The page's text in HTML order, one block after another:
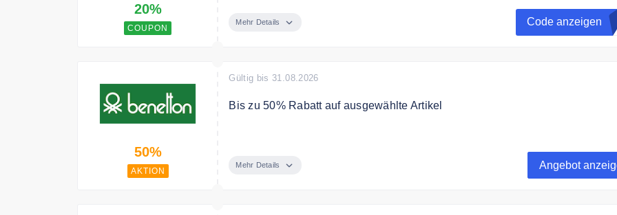
20%
COUPON
Mehr Details Code anzeigen
50%
AKTION
Gültig bis 31.08.2026
Bis zu 50% Rabatt auf ausgewählte Artikel
Mehr Details Angebot